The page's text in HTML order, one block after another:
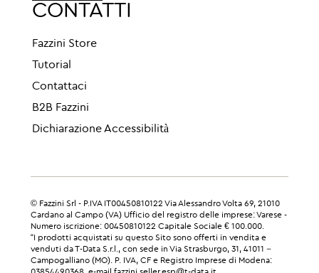
CONTATTI
Fazzini Store
Tutorial
Contattaci
B2B Fazzini
Dichiarazione Accessibilità
© Fazzini Srl - P.IVA IT00450810122 Via Alessandro Volta 69, 21010
Cardano al Campo (VA) Ufficio del registro delle imprese: Varese -
Numero iscrizione: 00450810122 Capitale Sociale € 100.000.
“I prodotti acquistati su questo Sito sono offerti in vendita e
venduti da T-Data S.r.l., con sede in Via Strasburgo, 31, 41011 –
Campogalliano (MO). P. IVA, CF e Registro Imprese di Modena: